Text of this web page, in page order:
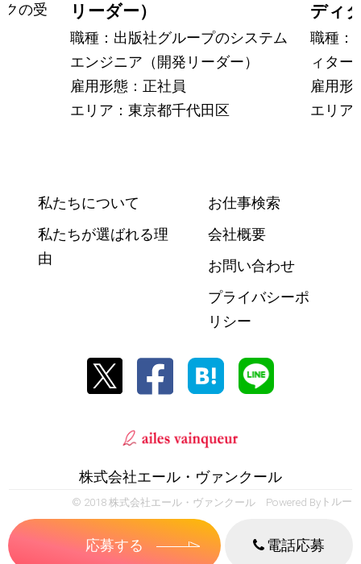
の受
リーダー）
職種：出版社グループのシステム
エンジニア（開発リーダー）
雇用形態：正社員
エリア：東京都千代田区
ディ
職種：
ィター
雇用形
エリア
応募する 電話応募
私たちについて
私たちが選ばれる理
由
お仕事検索
会社概要
お問い合わせ
プライバシーポ
リシー
株式会社エール・ヴァンクール
© 2018 株式会社エール・ヴァンクール Powered Byトルー